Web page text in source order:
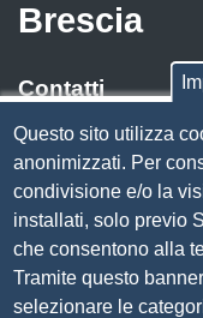
Brescia
Contatti
Via Luigi Einaudi,
Tel. 030 37251
PEC
P.IVA 00859790172
C.F. 80013870177
Contatti
Questo sito utilizza
anonimizzati. Per
condivisione e/o la
installati, solo previo
che consentono alla
Tramite questo
selezionare le